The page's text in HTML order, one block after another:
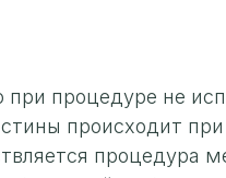
процедуре не
происходит
процедура